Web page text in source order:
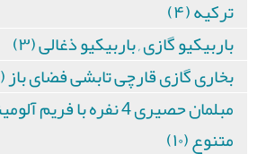
ترکیه (۴)
باربیکیو گازی , باربیکیو ذغالی (۳)
بخاری گازی قارچی تابشی فضای باز (۳)
متنوع (۱۰)